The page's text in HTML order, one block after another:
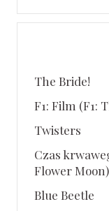
The Bride!
F1: Film (F1:
Twisters
Czas
Flower Moon)
Blue Beetle